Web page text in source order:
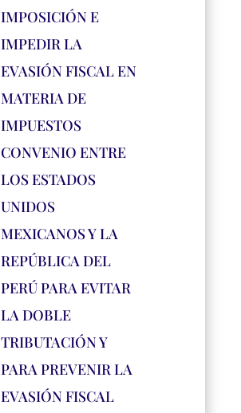
IMPOSICIÓN E
IMPEDIR LA
EVASIÓN FISCAL EN
MATERIA DE
IMPUESTOS
CONVENIO ENTRE
LOS ESTADOS
UNIDOS
MEXICANOS Y LA
REPÚBLICA DEL
PERÚ PARA EVITAR
LA DOBLE
TRIBUTACIÓN Y
PARA PREVENIR LA
EVASIÓN FISCAL